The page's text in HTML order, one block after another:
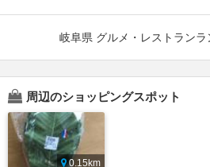
岐阜県 グルメ・レストランラ
周辺のショッピングスポット
0.15km